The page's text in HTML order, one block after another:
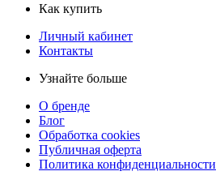
Как купить
Личный кабинет
Контакты
Узнайте больше
О бренде
Блог
Обработка cookies
Публичная оферта
Политика конфиденциальности